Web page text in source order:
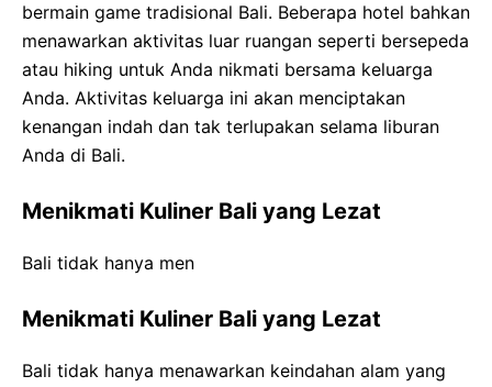
bermain game tradisional Bali. Beberapa hotel bahkan
menawarkan aktivitas luar ruangan seperti bersepeda
atau hiking untuk Anda nikmati bersama keluarga
Anda. Aktivitas keluarga ini akan menciptakan
kenangan indah dan tak terlupakan selama liburan
Anda di Bali.
Menikmati Kuliner Bali yang Lezat
Bali tidak hanya men
Menikmati Kuliner Bali yang Lezat
Bali tidak hanya menawarkan keindahan alam yang